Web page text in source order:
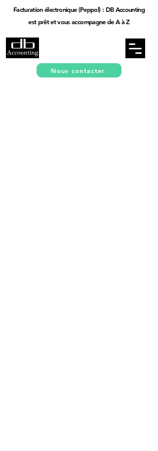
Nous contacter
Facturation électronique (Peppol) : DB Accounting
est prêt et vous accompagne de A à Z